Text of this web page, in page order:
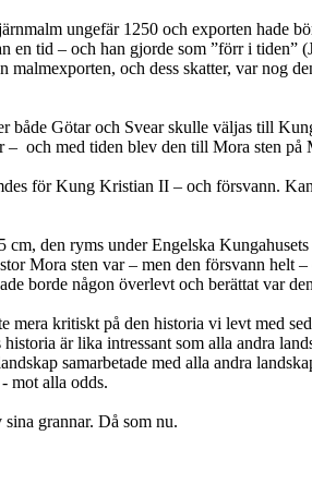
ungefär 1250 och exporten hade
en tid – och han gjorde som ”förr i tiden”
och dess skatter, var nog
både Götar och Svear skulle väljas till
– och med tiden blev den till Mora sten på
för Kung Kristian II – och försvann.
den ryms under Engelska
Mora sten var – men den försvann helt
borde någon överlevt och berättat var
mera kritiskt på den historia vi levt med
är lika intressant som alla andra
samarbetade med alla andra
mot alla odds.
grannar. Då som nu.